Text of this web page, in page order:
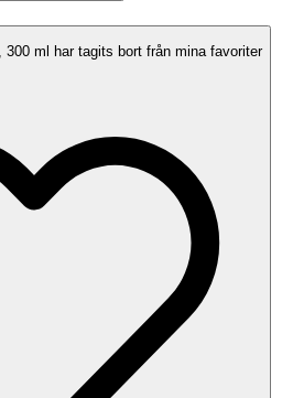
Mask, 300 ml har tagits bort från mina favoriter